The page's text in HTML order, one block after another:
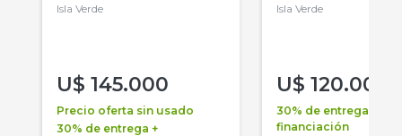
Isla Verde
U$ 145.000
Precio oferta sin usado
30% de entrega +
Isla Verde
U$ 120.000
30% de entrega +
financiación